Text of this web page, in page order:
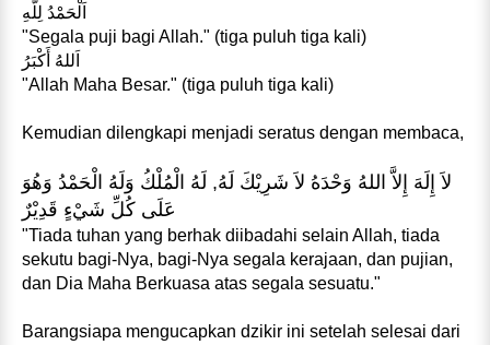
اَلْحَمْدُ لِلَّهِ
"Segala puji bagi Allah." (tiga puluh tiga kali)
اَللهُ أَكْبَرُ
"Allah Maha Besar." (tiga puluh tiga kali)
Kemudian dilengkapi menjadi seratus dengan membaca,
لاَ إِلَهَ إِلاَّ اللهُ وَحْدَهُ لاَ شَرِيْكَ لَهُ, لَهُ الْمُلْكُ وَلَهُ الْحَمْدُ وَهُوَ
عَلَى كُلِّ شَيْءٍ قَدِيْرٌ
"Tiada tuhan yang berhak diibadahi selain Allah, tiada
sekutu bagi-Nya, bagi-Nya segala kerajaan, dan pujian,
dan Dia Maha Berkuasa atas segala sesuatu."
Barangsiapa mengucapkan dzikir ini setelah selesai dari